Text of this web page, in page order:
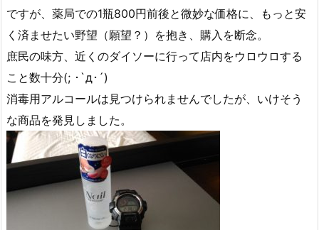
ですが、薬局での1瓶800円前後と微妙な価格に、もっと安
く済ませたい野望（願望？）を抱き、購入を断念。
庶民の味方、近くのダイソーに行って店内をウロウロする
こと数十分(; ･`д･´)
消毒用アルコールは見つけられませんでしたが、いけそう
な商品を発見しました。